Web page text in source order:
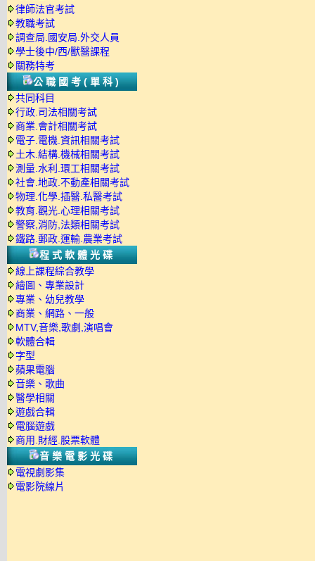
律師法官考試
教職考試
調查局.國安局.外交人員
學士後中/西/獸醫課程
關務特考
公職國考(單科)
共同科目
行政.司法相關考試
商業.會計相關考試
電子.電機.資訊相關考試
土木.結構.機械相關考試
測量.水利.環工相關考試
社會.地政.不動產相關考試
物理.化學.插醫.私醫考試
教育.觀光.心理相關考試
警察,消防,法類相關考試
鐵路.郵政.運輸.農業考試
程式軟體光碟
線上課程綜合教學
繪圖、專業設計
專業、幼兒教學
商業、網路、一般
MTV,音樂,歌劇,演唱會
軟體合輯
字型
蘋果電腦
音樂、歌曲
醫學相關
遊戲合輯
電腦遊戲
商用.財經.股票軟體
音樂電影光碟
電視劇影集
電影院線片